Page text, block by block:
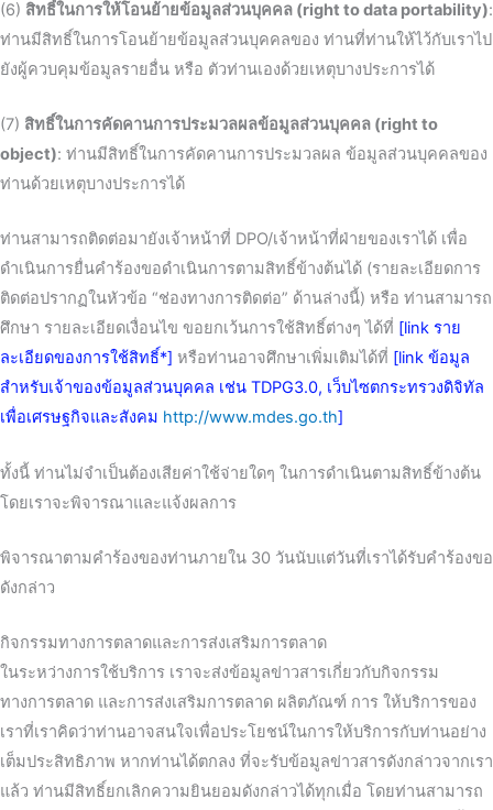
(6) สิทธิ์ในการให้โอนย้ายข้อมูลส่วนบุคคล (right to data portability):
ท่านมีสิทธิ์ในการโอนย้ายข้อมูลส่วนบุคคลของ ท่านที่ท่านให้ไว้กับเราไป
ยังผู้ควบคุมข้อมูลรายอื่น หรือ ตัวท่านเองด้วยเหตุบางประการได้
(7) สิทธิ์ในการคัดคานการประมวลผลข้อมูลส่วนบุคคล (right to
object): ท่านมีสิทธิ์ในการคัดคานการประมวลผล ข้อมูลส่วนบุคคลของ
ท่านด้วยเหตุบางประการได้
ท่านสามารถติดต่อมายังเจ้าหน้าที่ DPO/เจ้าหน้าที่ฝ่ายของเราได้ เพื่อ
ดำเนินการยื่นคำร้องขอดำเนินการตามสิทธิ์ข้างต้นได้ (รายละเอียดการ
ติดต่อปรากฏในหัวข้อ “ช่องทางการติดต่อ” ด้านล่างนี้) หรือ ท่านสามารถ
ศึกษา รายละเอียดเงื่อนไข ขอยกเว้นการใช้สิทธิ์ต่างๆ ได้ที่ [link ราย
ละเอียดของการใช้สิทธิ์*] หรือท่านอาจศึกษาเพิ่มเติมได้ที่ [link ข้อมูล
สำหรับเจ้าของข้อมูลส่วนบุคคล เช่น TDPG3.0, เว็บไซตกระทรวงดิจิทัล
เพื่อเศรษฐกิจและสังคม http://www.mdes.go.th]
ทั้งนี้ ท่านไม่จำเป็นต้องเสียค่าใช้จ่ายใดๆ ในการดำเนินตามสิทธิ์ข้างต้น
โดยเราจะพิจารณาและแจ้งผลการ
พิจารณาตามคำร้องของท่านภายใน 30 วันนับแต่วันที่เราได้รับคำร้องขอ
ดังกล่าว
กิจกรรมทางการตลาดและการส่งเสริมการตลาด
ในระหว่างการใช้บริการ เราจะส่งข้อมูลข่าวสารเกี่ยวกับกิจกรรม
ทางการตลาด และการส่งเสริมการตลาด ผลิตภัณฑ์ การ ให้บริการของ
เราที่เราคิดว่าท่านอาจสนใจเพื่อประโยชน์ในการให้บริการกับท่านอย่าง
เต็มประสิทธิภาพ หากท่านได้ตกลง ที่จะรับข้อมูลข่าวสารดังกล่าวจากเรา
แล้ว ท่านมีสิทธิ์ยกเลิกความยินยอมดังกล่าวได้ทุกเมื่อ โดยท่านสามารถ